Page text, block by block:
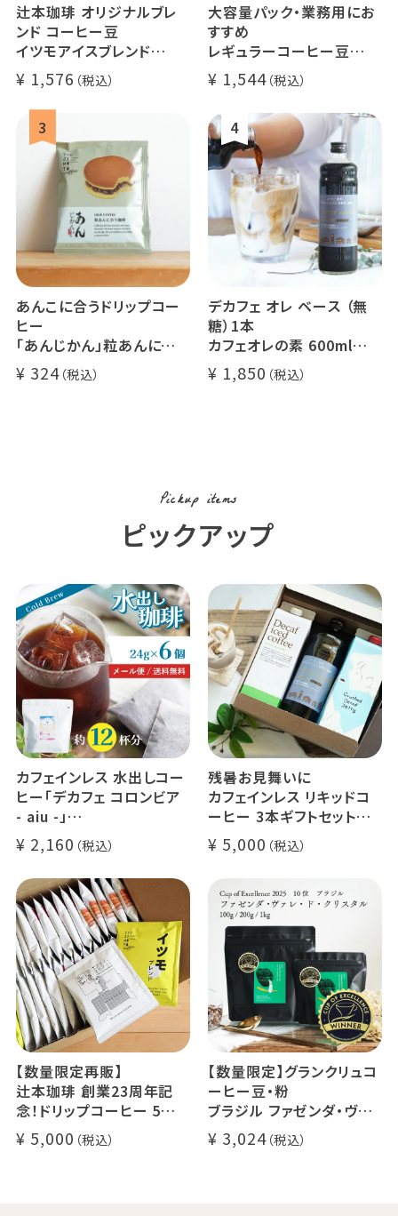
辻本珈琲 オリジナルブレ
ンド コーヒー豆
イツモアイスブレンド
500g
アイスコーヒーにオススメ
大容量 毎日のコーヒーに
業務用 水出
煎りたて 新鮮コーヒー豆
自家焙煎
1,576
大容量パック・業務用にお
すすめ
レギュラーコーヒー豆
イツモブレンド 500g
1,544
あんこに合うドリップコー
ヒー
「あんじかん」粒あんに合う
珈琲 1杯分
324
デカフェ オレ ベース （無
糖）1本
カフェオレの素 600ml
瓶タイプ 4~5倍希釈 / 砂
糖不使用
1,850
Pickup items
ピックアップ
カフェインレス 水出しコー
ヒー「デカフェ コロンビア
- aiu -」
24g×6個（約12杯分）
マウンテンウォータープロ
セス カフェインレスコーヒ
ー豆100%使用 メール便
でお届け
2,160
残暑お見舞いに
カフェインレス リキッドコ
ーヒー 3本ギフトセット
クラッシュド デカフェ ゼリ
ー 1本
デカフェ オレベース【無
糖】1本
デカフェ アイスコーヒー 1
5,000
【数量限定再販】
辻本珈琲 創業23周年記
念！ドリップコーヒー 5種
50杯セット
アニバーサリーブレンド（コ
5,000
【数量限定】グランクリュコ
ーヒー豆・粉
ブラジル ファゼンダ・ヴァ
レ・ド・クリスタル（100g /
200g / 1kg）
3,024